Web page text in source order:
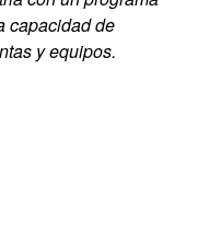
capacidad de
y equipos.